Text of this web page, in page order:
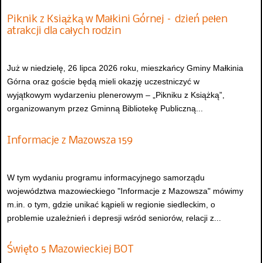
Piknik z Książką w Małkini Górnej – dzień pełen
atrakcji dla całych rodzin
Już w niedzielę, 26 lipca 2026 roku, mieszkańcy Gminy Małkinia
Górna oraz goście będą mieli okazję uczestniczyć w
wyjątkowym wydarzeniu plenerowym – „Pikniku z Książką”,
organizowanym przez Gminną Bibliotekę Publiczną...
Informacje z Mazowsza 159
W tym wydaniu programu informacyjnego samorządu
województwa mazowieckiego "Informacje z Mazowsza" mówimy
m.in. o tym, gdzie unikać kąpieli w regionie siedleckim, o
problemie uzależnień i depresji wśród seniorów, relacji z...
Święto 5 Mazowieckiej BOT